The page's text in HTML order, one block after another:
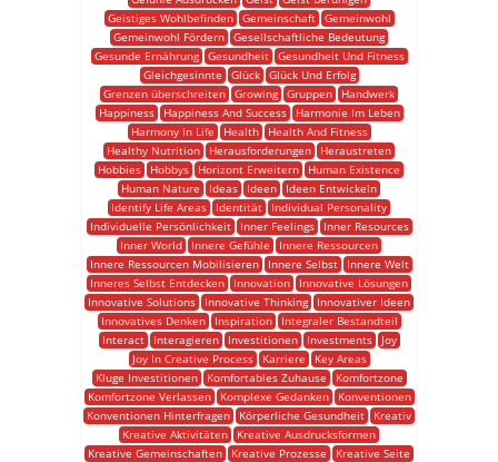
Geistiges Wohlbefinden
Gemeinschaft
Gemeinwohl
Gemeinwohl Fördern Gesellschaftliche Bedeutung
Gesunde Ernährung
Gesundheit
Gesundheit Und Fitness
Gleichgesinnte
Glück
Glück Und Erfolg
Grenzen überschreiten Growing Gruppen
Handwerk
Happiness
Happiness And Success
Harmonie Im Leben
Harmony In Life
Health
Health And Fitness
Healthy Nutrition
Herausforderungen
Heraustreten
Hobbies
Hobbys Horizont Erweitern
Human Existence
Human Nature
Ideas Ideen
Ideen Entwickeln
Identify Life Areas
Identität
Individual Personality
Individuelle Persönlichkeit
Inner Feelings
Inner Resources
Inner World
Innere Gefühle
Innere Ressourcen
Innere Ressourcen Mobilisieren
Innere Selbst
Innere Welt
Inneres Selbst Entdecken
Innovation
Innovative Lösungen
Innovative Solutions
Innovative Thinking
Innovativer Ideen
Innovatives Denken
Inspiration
Integraler Bestandteil
Interact
Interagieren Investitionen Investments
Joy
Joy In Creative Process
Karriere
Key Areas
Kluge Investitionen
Komfortables Zuhause
Komfortzone
Komfortzone Verlassen
Komplexe Gedanken
Konventionen
Konventionen Hinterfragen
Körperliche Gesundheit
Kreativ
Kreative Aktivitäten
Kreative Ausdrucksformen
Kreative Gemeinschaften
Kreative Prozesse
Kreative Seite